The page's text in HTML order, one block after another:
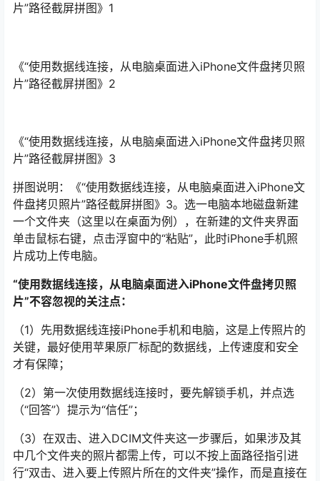
片”路径截屏拼图》1
《“使用数据线连接，从电脑桌面进入iPhone文件盘拷贝照
片”路径截屏拼图》2
《“使用数据线连接，从电脑桌面进入iPhone文件盘拷贝照
片”路径截屏拼图》3
拼图说明：《“使用数据线连接，从电脑桌面进入iPhone文
件盘拷贝照片”路径截屏拼图》3。选一电脑本地磁盘新建
一个文件夹（这里以在桌面为例），在新建的文件夹界面
单击鼠标右键，点击浮窗中的“粘贴”，此时iPhone手机照
片成功上传电脑。
“使用数据线连接，从电脑桌面进入iPhone文件盘拷贝照
片”不容忽视的关注点：
（1）先用数据线连接iPhone手机和电脑，这是上传照片的
关键，最好使用苹果原厂标配的数据线，上传速度和安全
才有保障；
（2）第一次使用数据线连接时，要先解锁手机，并点选
（“回答”）提示为“信任”；
（3）在双击、进入DCIM文件夹这一步骤后，如果涉及其
中几个文件夹的照片都需上传，可以不按上面路径指引进
行“双击、进入要上传照片所在的文件夹”操作，而是直接在